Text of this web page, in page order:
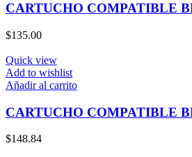
CARTUCHO COMPATIBLE
$135.00
Quick view
Add to wishlist
Añadir al carrito
CARTUCHO COMPATIBLE
$148.84